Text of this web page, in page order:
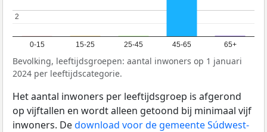
0-15 15-25 25-45 45-65 65+
2
2
Bevolking, leeftijdsgroepen: aantal inwoners op 1 januari
2024 per leeftijdscategorie.
Het aantal inwoners per leeftijdsgroep is afgerond
op vijftallen en wordt alleen getoond bij minimaal vijf
inwoners. Dedownload voor de gemeente Súdwest-